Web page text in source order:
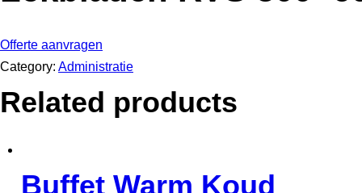
Offerte aanvragen
Category: Administratie
Related products
Buffet Warm Koud